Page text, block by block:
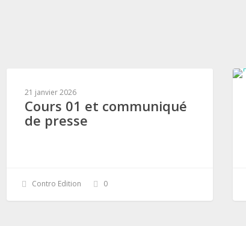
21 janvier 2026
Cours 01 et communiqué
de presse
Contro Edition 0